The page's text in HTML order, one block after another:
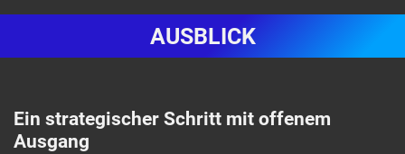
AUSBLICK
Ein strategischer Schritt mit offenem
Ausgang